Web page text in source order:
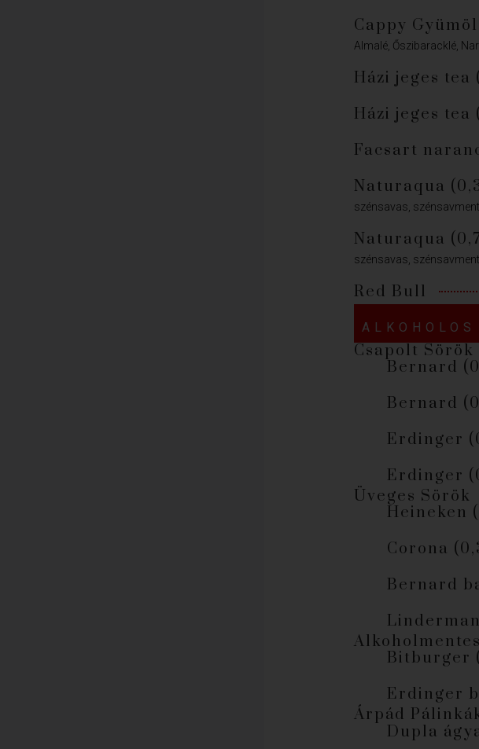
Cappy
Almalé, Őszibaracklé,
Házi jeges tea
Házi jeges tea
Facsart
Naturaqua
szénsavas,
Naturaqua
szénsavas,
Red Bull
Csapolt Sörök
Bernard
Bernard
Erdinger
Erdinger
Üveges Sörök
Heineken
Corona
Bernard
Bitburger
Erdinger
Árpád
Dupla